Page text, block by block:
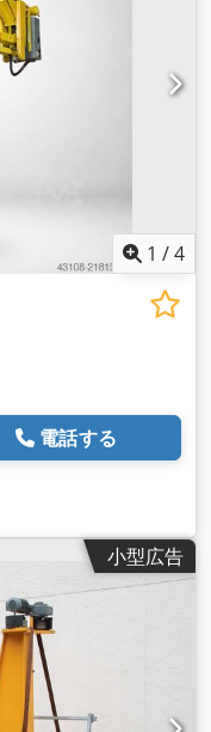
1 /4
電話する
小型広告